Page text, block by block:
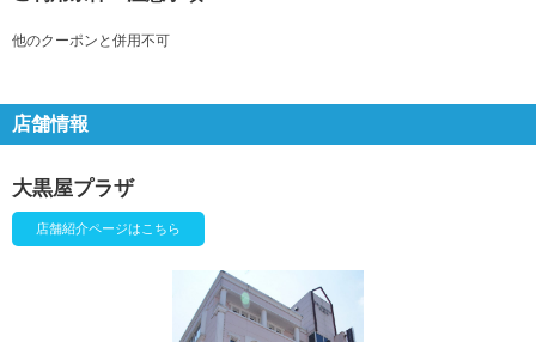
他のクーポンと併用不可
店舗情報
大黒屋プラザ
店舗紹介ページはこちら